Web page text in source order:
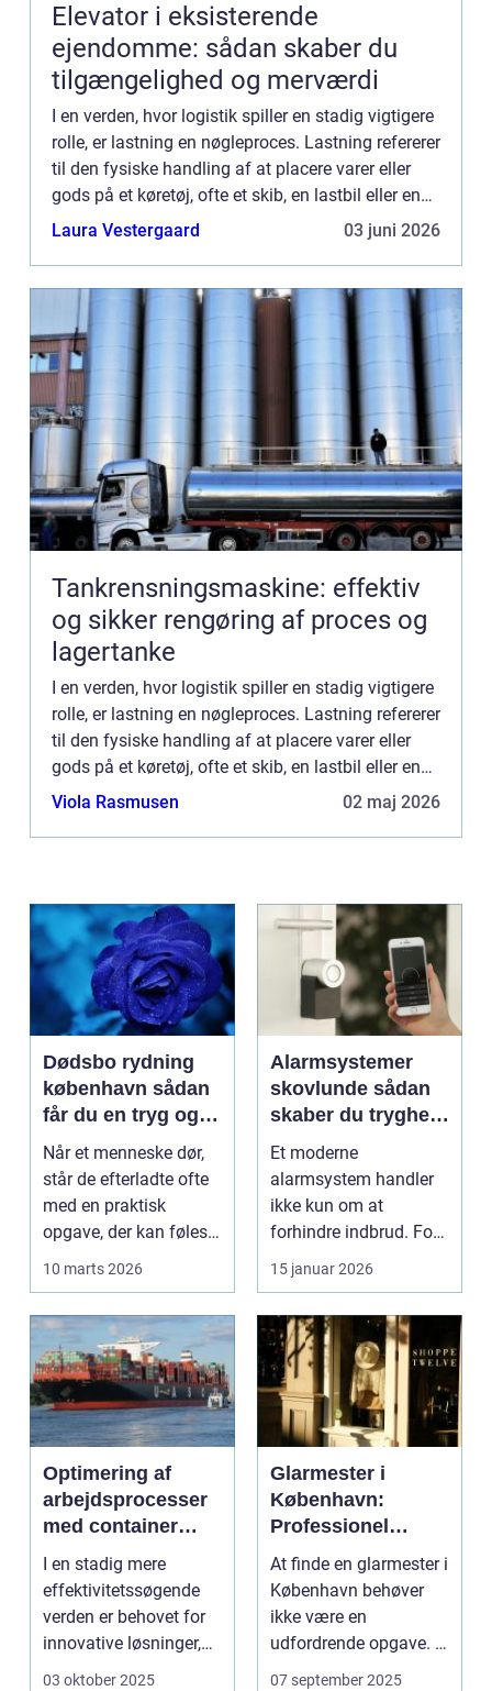
Elevator i eksisterende
ejendomme: sådan skaber du
tilgængelighed og merværdi
I en verden, hvor logistik spiller en stadig vigtigere
rolle, er lastning en nøgleproces. Lastning refererer
til den fysiske handling af at placere varer eller
gods på et køretøj, ofte et skib, en lastbil eller en
container...
Laura Vestergaard 03 juni 2026
Tankrensningsmaskine: effektiv
og sikker rengøring af proces og
lagertanke
I en verden, hvor logistik spiller en stadig vigtigere
rolle, er lastning en nøgleproces. Lastning refererer
til den fysiske handling af at placere varer eller
gods på et køretøj, ofte et skib, en lastbil eller en
container...
Viola Rasmusen 02 maj 2026
Dødsbo rydning
københavn sådan
får du en tryg og
effektiv løsning
Når et menneske dør,
står de efterladte ofte
med en praktisk
opgave, der kan føles
helt uoverskuelig...
10 marts 2026
Alarmsystemer
skovlunde sådan
skaber du tryghed
i hverdagen
Et moderne
alarmsystem handler
ikke kun om at
forhindre indbrud. For
mange familier og
15 januar 2026
Optimering af
arbejdsprocesser
med container
tilter
I en stadig mere
effektivitetssøgende
verden er behovet for
innovative løsninger,
der ...
03 oktober 2025
Glarmester i
København:
Professionel
løsning til alle
behov
At finde en glarmester i
København behøver
ikke være en
udfordrende opgave. I
en...
07 september 2025